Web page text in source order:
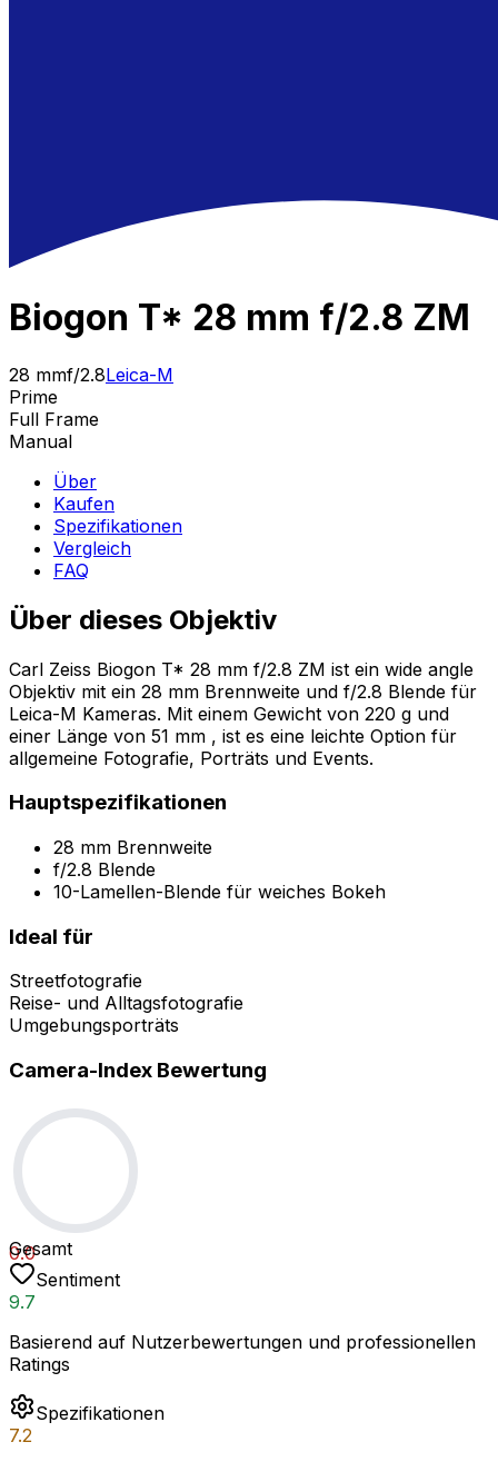
Biogon T* 28 mm f/2.8 ZM
28 mmf/2.8Leica-M
Prime
Full Frame
Manual
Über
Kaufen
Spezifikationen
Vergleich
FAQ
Über dieses Objektiv
Carl Zeiss Biogon T* 28 mm f/2.8 ZM ist ein wide angle
Objektiv mit ein 28 mm Brennweite und f/2.8 Blende für
Leica-M Kameras. Mit einem Gewicht von 220 g und
einer Länge von 51 mm , ist es eine leichte Option für
allgemeine Fotografie, Porträts und Events.
Hauptspezifikationen
28 mm Brennweite
f/2.8 Blende
10-Lamellen-Blende für weiches Bokeh
Ideal für
Streetfotografie
Reise- und Alltagsfotografie
Umgebungsporträts
Camera-Index Bewertung
0.0
Gesamt
Sentiment
9.7
Basierend auf Nutzerbewertungen und professionellen
Ratings
Spezifikationen
7.2